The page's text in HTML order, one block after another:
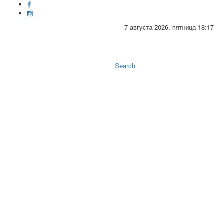
7 августа 2026, пятница 18:17
Search